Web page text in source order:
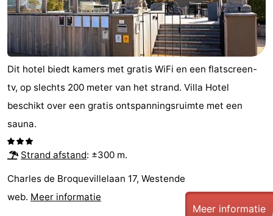
Dit hotel biedt kamers met gratis WiFi en een flatscreen-
tv, op slechts 200 meter van het strand. Villa Hotel
beschikt over een gratis ontspanningsruimte met een
sauna.
Strand afstand: ±300 m.
Charles de Broquevillelaan 17, Westende
web. Meer informatie
Meer informatie